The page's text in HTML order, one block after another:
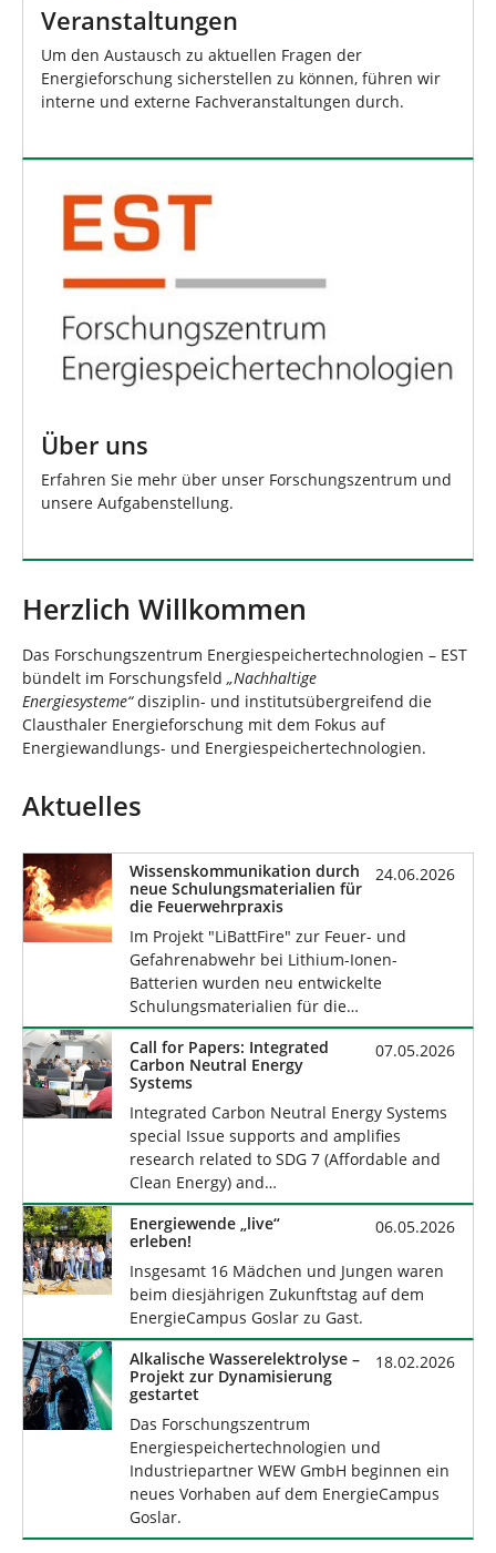
Veranstaltungen
Um den Austausch zu aktuellen Fragen der
Energieforschung sicherstellen zu können, führen wir
interne und externe Fachveranstaltungen durch.
Über uns
Erfahren Sie mehr über unser Forschungszentrum und
unsere Aufgabenstellung.
Herzlich Willkommen
Das Forschungszentrum Energiespeichertechnologien – EST
bündelt im Forschungsfeld „Nachhaltige
Energiesysteme“disziplin- und institutsübergreifend die
Clausthaler Energieforschung mit dem Fokus auf
Energiewandlungs- und Energiespeichertechnologien.
Aktuelles
24.06.2026
Wissenskommunikation durch
neue Schulungsmaterialien für
die Feuerwehrpraxis
Im Projekt "LiBattFire" zur Feuer- und
Gefahrenabwehr bei Lithium-Ionen-
Batterien wurden neu entwickelte
Schulungsmaterialien für die…
07.05.2026
Call for Papers: Integrated
Carbon Neutral Energy
Systems
Integrated Carbon Neutral Energy Systems
special Issue supports and amplifies
research related to SDG 7 (Affordable and
Clean Energy) and…
06.05.2026
Energiewende „live“
erleben!
Insgesamt 16 Mädchen und Jungen waren
beim diesjährigen Zukunftstag auf dem
EnergieCampus Goslar zu Gast.
18.02.2026
Alkalische Wasserelektrolyse –
Projekt zur Dynamisierung
gestartet
Das Forschungszentrum
Energiespeichertechnologien und
Industriepartner WEW GmbH beginnen ein
neues Vorhaben auf dem EnergieCampus
Goslar.